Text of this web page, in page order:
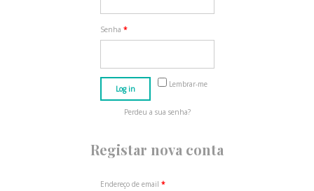
Senha *
Lembrar-me
Log in
Perdeu a sua senha?
Registar nova conta
Endereço de email *